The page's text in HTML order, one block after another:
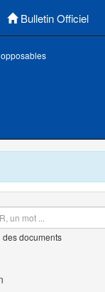
Bulletin Officiel
documents